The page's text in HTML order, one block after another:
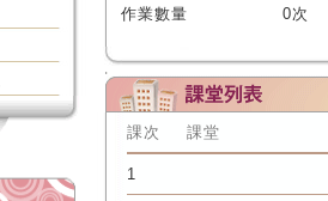
作業數量 0次
課次 課堂
1